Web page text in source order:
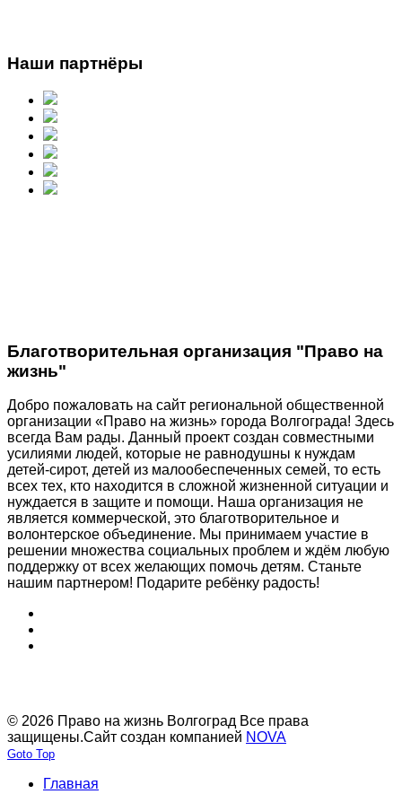
Наши партнёры
Благотворительная организация "Право на
жизнь"
Добро пожаловать на сайт региональной общественной
организации «Право на жизнь» города Волгограда! Здесь
всегда Вам рады. Данный проект создан совместными
усилиями людей, которые не равнодушны к нуждам
детей-сирот, детей из малообеспеченных семей, то есть
всех тех, кто находится в сложной жизненной ситуации и
нуждается в защите и помощи. Наша организация не
является коммерческой, это благотворительное и
волонтерское объединение. Мы принимаем участие в
решении множества социальных проблем и ждём любую
поддержку от всех желающих помочь детям. Станьте
нашим партнером! Подарите ребёнку радость!
© 2026 Право на жизнь Волгоград Все права
защищены.Сайт создан компанией NOVA
Goto Top
Главная